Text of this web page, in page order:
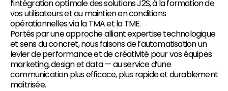
l’intégration optimale des solutions J2S, à la formation de
vos utilisateurs et au maintien en conditions
opérationnelles via la TMA et la TME.
Portés par une approche alliant expertise technologique
et sens du concret, nous faisons de l’automatisation un
levier de performance et de créativité pour vos équipes
marketing, design et data — au service d’une
communication plus efficace, plus rapide et durablement
maîtrisée.